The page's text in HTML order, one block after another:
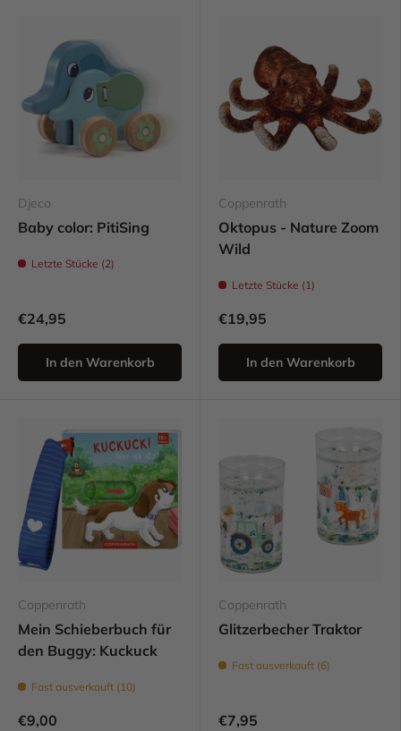
Djeco
Baby color: PitiSing
Letzte Stücke (2)
€24,95
In den Warenkorb
Coppenrath
Oktopus - Nature Zoom
Wild
Letzte Stücke (1)
€19,95
In den Warenkorb
Coppenrath
Mein Schieberbuch für
den Buggy: Kuckuck
Fast ausverkauft (10)
€9,00
Coppenrath
Glitzerbecher Traktor
Fast ausverkauft (6)
€7,95